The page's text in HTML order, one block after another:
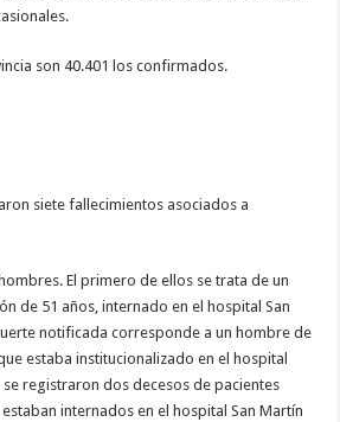
son 40.401 los confirmados.
siete fallecimientos asociados a
El primero de ellos se trata de un
de 51 años, internado en el hospital San
notificada corresponde a un hombre de
estaba institucionalizado en el hospital
se registraron dos decesos de pacientes
internados en el hospital San Martín